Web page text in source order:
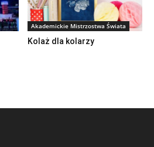
Akademickie Mistrzostwa Świata
Kolaż dla kolarzy